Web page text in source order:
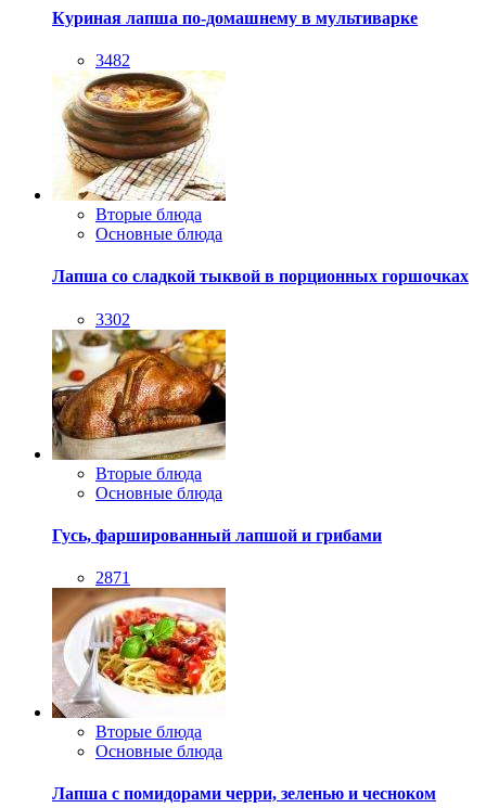
Куриная лапша по-домашнему в мультиварке
3482
Вторые блюда
Основные блюда
Лапша со сладкой тыквой в порционных горшочках
3302
Вторые блюда
Основные блюда
Гусь, фаршированный лапшой и грибами
2871
Вторые блюда
Основные блюда
Лапша с помидорами черри, зеленью и чесноком